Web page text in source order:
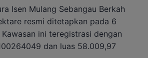
Isen Mulang Sebangau Berkah
resmi ditetapkan pada 6
ini teregistrasi dengan
dan luas 58.009,97